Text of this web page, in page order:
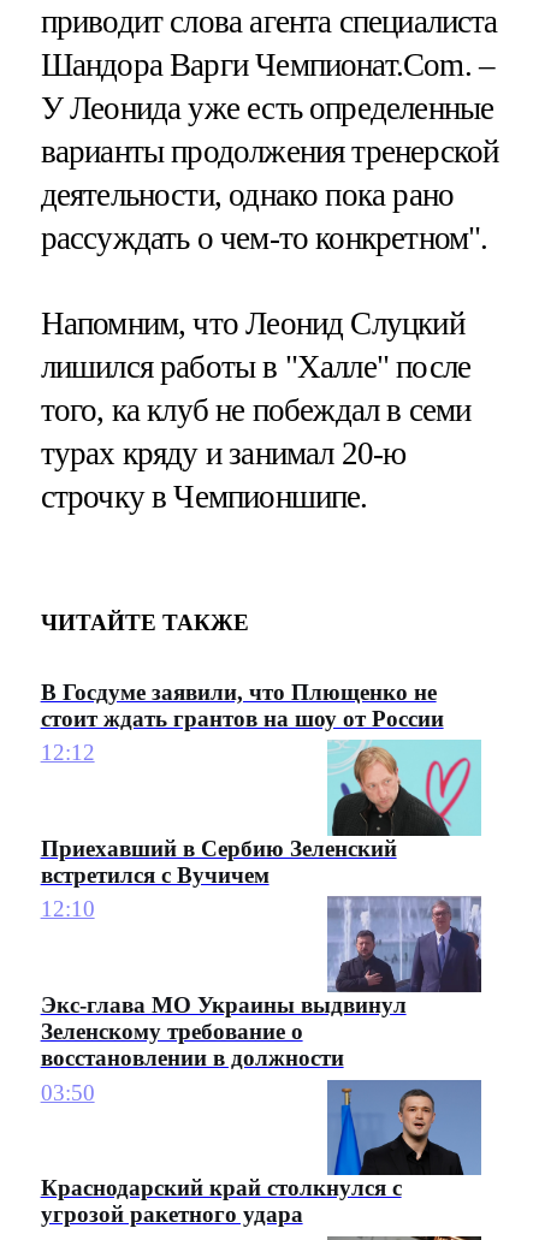
приводит слова агента специалиста
Шандора Варги Чемпионат.Com. –
У Леонида уже есть определенные
варианты продолжения тренерской
деятельности, однако пока рано
рассуждать о чем-то конкретном".
Напомним, что Леонид Слуцкий
лишился работы в "Халле" после
того, ка клуб не побеждал в семи
турах кряду и занимал 20-ю
строчку в Чемпионшипе.
ЧИТАЙТЕ ТАКЖЕ
В Госдуме заявили, что Плющенко не
стоит ждать грантов на шоу от России
12:12
Приехавший в Сербию Зеленский
встретился с Вучичем
12:10
Экс-глава МО Украины выдвинул
Зеленскому требование о
восстановлении в должности
03:50
Краснодарский край столкнулся с
угрозой ракетного удара